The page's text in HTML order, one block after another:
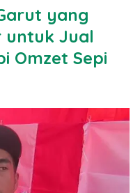
yang
untuk Jual
Omzet Sepi